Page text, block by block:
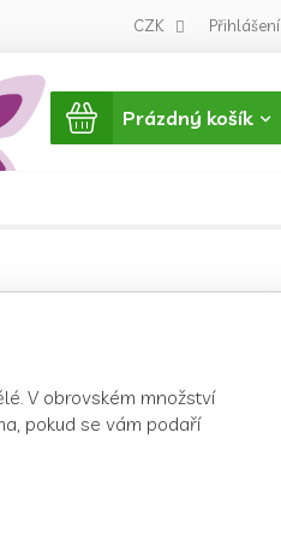
CZK Přihlášení
Nákupní
košík
Prázdný košík
V obrovském množství
pokud se vám podaří